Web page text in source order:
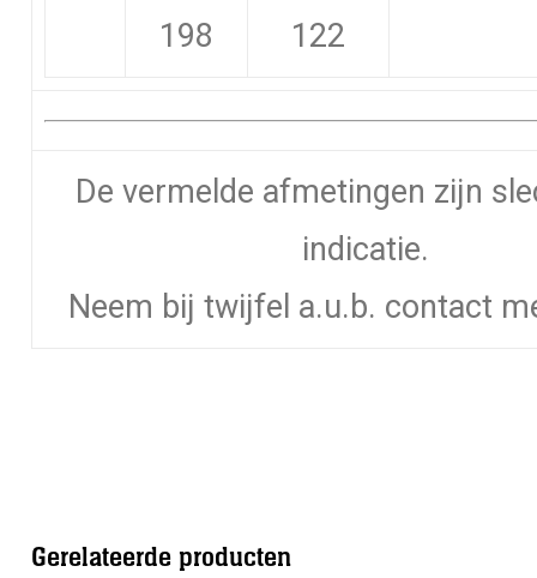
198
122
De vermelde afmetingen zijn
indicatie.
Neem bij twijfel a.u.b. contact
Gerelateerde producten